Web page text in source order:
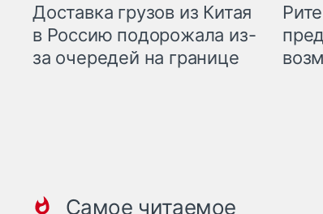
Доставка грузов из Китая
в Россию подорожала из-
за очередей на границе
Самое читаемое